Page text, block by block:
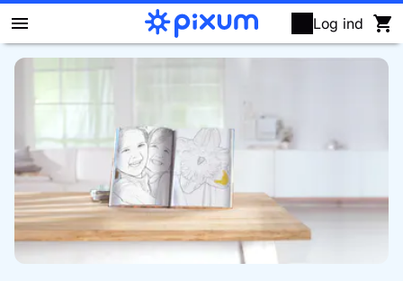
Log ind
Pixum fotobog
Fotofremkaldelse
Vægbilleder
Puslespil